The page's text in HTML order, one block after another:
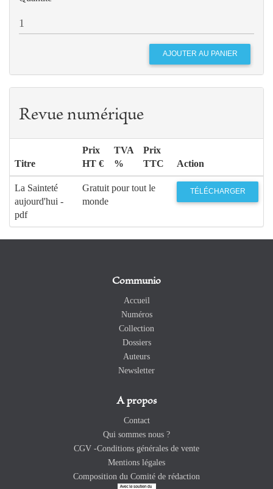
Revue numérique
Titre
Prix
HT €
TVA
%
Prix
TTC
Action
La Sainteté
aujourd'hui -
pdf
Gratuit pour tout le
monde
TÉLÉCHARGER
Communio
Accueil
Numéros
Collection
Dossiers
Auteurs
Newsletter
A propos
Contact
Qui sommes nous ?
CGV -Conditions générales de vente
Mentions légales
Composition du Comité de rédaction